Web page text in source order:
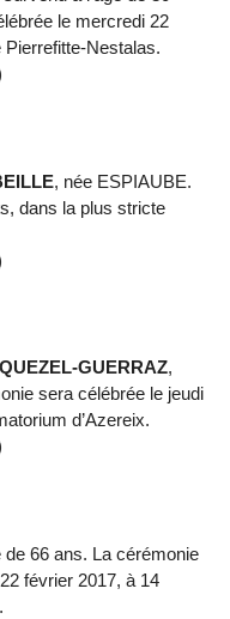
le mercredi 22
Pierrefitte-Nestalas.
, née ESPIAUBE.
dans la plus stricte
GUERRAZ,
sera célébrée le jeudi
d’Azereix.
de 66 ans. La cérémonie
février 2017, à 14